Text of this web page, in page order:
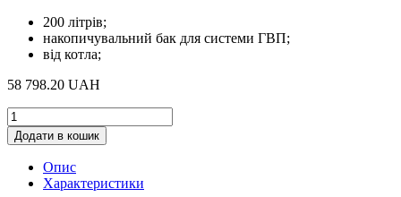
200 літрів;
накопичувальний бак для системи ГВП;
від котла;
58 798.20 UAH
Бак-
водонагрівач
Buderus
Logalux
Додати в кошик
Опис
Характеристики